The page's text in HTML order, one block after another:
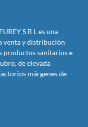
S R L es una
venta y distribución
productos sanitarios e
de elevada
márgenes de